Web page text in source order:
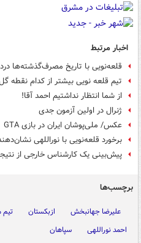
اخبار مرتبط
قلعه‌نویی با تاریخ مصرف‌گذشته‌ها
تیم قلعه نویی بیشتر از کدام نقطه
از شما انتظار نداشتیم احمد آقا!
ژنرال در اولین آزمون جدی
عکس/ ملی‌پوشان ایران در بازی GTA
برخورد قلعه‌نویی با نوراللهی
پیش‌بینی یک کارشناس خارجی از نتیجه
برچسب‌ها
علیرضا جهانبخش ازبکستان تیم
احمد نوراللهی
سپاهان